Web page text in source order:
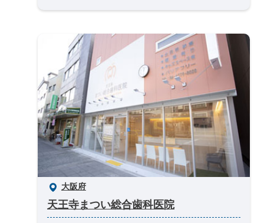
大阪府
天王寺まつい総合歯科医院